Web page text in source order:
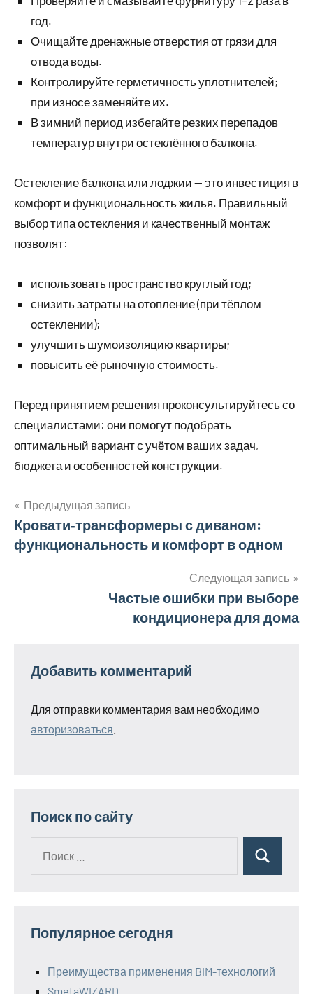
год.
Очищайте дренажные отверстия от грязи для
отвода воды.
Контролируйте герметичность уплотнителей;
при износе заменяйте их.
В зимний период избегайте резких перепадов
температур внутри остеклённого балкона.
Остекление балкона или лоджии — это инвестиция в
комфорт и функциональность жилья. Правильный
выбор типа остекления и качественный монтаж
позволят:
использовать пространство круглый год;
снизить затраты на отопление (при тёплом
остеклении);
улучшить шумоизоляцию квартиры;
повысить её рыночную стоимость.
Перед принятием решения проконсультируйтесь со
специалистами: они помогут подобрать
оптимальный вариант с учётом ваших задач,
бюджета и особенностей конструкции.
Навигация
по
Предыдущая запись
Кровати‑трансформеры с диваном:
функциональность и комфорт в одном
Следующая запись
Частые ошибки при выборе
кондиционера для дома
Добавить комментарий
Для отправки комментария вам необходимо
авторизоваться
Поиск по сайту
Поиск
Популярное сегодня
Преимущества применения BIM-технологий
SmetaWIZARD